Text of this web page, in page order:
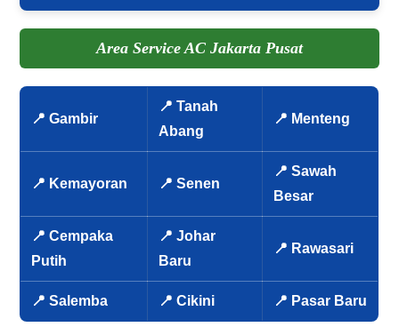
Area Service AC Jakarta Pusat
📍 Gambir
📍 Tanah
Abang
📍 Menteng
📍 Kemayoran 📍 Senen
📍 Sawah
Besar
📍 Cempaka
Putih
📍 Johar
Baru
📍 Rawasari
📍 Salemba 📍 Cikini 📍 Pasar Baru